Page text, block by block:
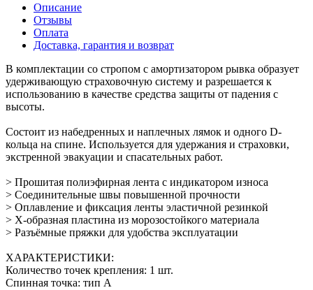
Описание
Отзывы
Оплата
Доставка, гарантия и возврат
В комплектации со стропом с амортизатором рывка образует
удерживающую страховочную систему и разрешается к
использованию в качестве средства защиты от падения с
высоты.
Состоит из набедренных и наплечных лямок и одного D-
кольца на спине. Используется для удержания и страховки,
экстренной эвакуации и спасательных работ.
> Прошитая полиэфирная лента с индикатором износа
> Соединительные швы повышенной прочности
> Оплавление и фиксация ленты эластичной резинкой
> Х-образная пластина из морозостойкого материала
> Разъёмные пряжки для удобства эксплуатации
ХАРАКТЕРИСТИКИ:
Количество точек крепления: 1 шт.
Спинная точка: тип А